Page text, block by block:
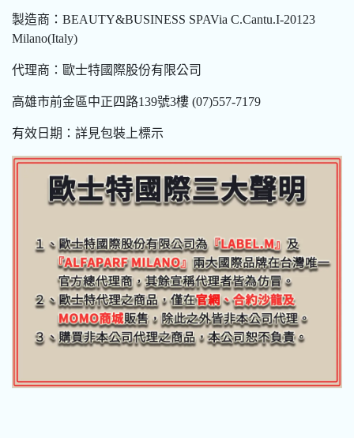
製造商：BEAUTY&BUSINESS SPAVia C.Cantu.I-20123
Milano(Italy)
代理商：歐士特國際股份有限公司
高雄市前金區中正四路139號3樓 (07)557-7179
有效日期：詳見包裝上標示